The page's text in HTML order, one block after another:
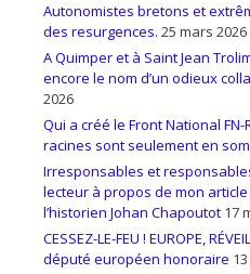
Autonomistes bretons et
des resurgences. 25 mars 2026
A Quimper et à Saint Jean
encore le nom d’un odieux
2026
Qui a créé le Front National FN-
racines sont seulement en
Irresponsables et
lecteur à propos de mon
l’historien Johan Chapoutot 17
CESSEZ-LE-FEU ! EUROPE,
député européen honoraire